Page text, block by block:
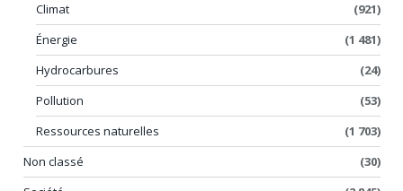
Climat
(921)
Énergie
(1 481)
Hydrocarbures
(24)
Pollution
(53)
Ressources naturelles
(1 703)
Non classé
(30)